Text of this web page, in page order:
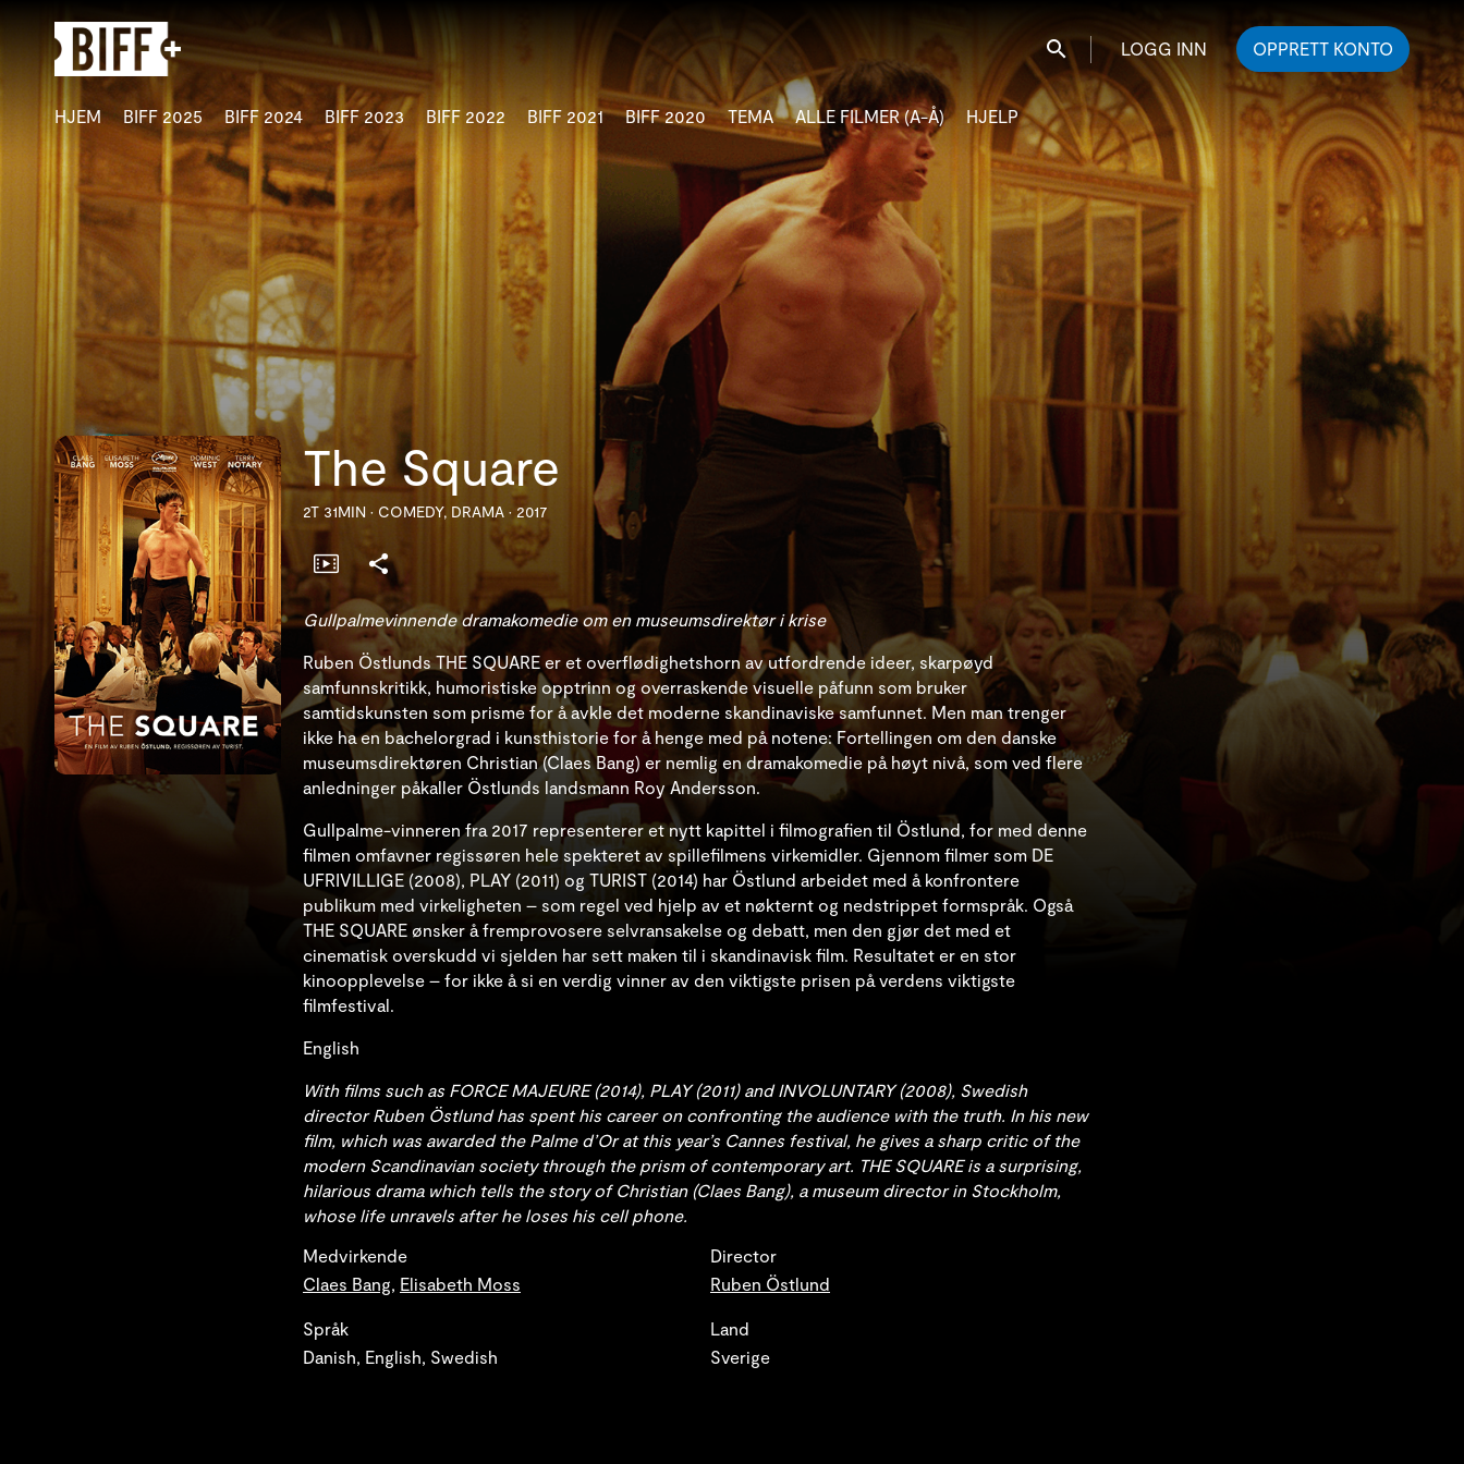
Tilgjengelighetslenker
Søk
LOGG INN OPPRETT KONTO
HJEM BIFF 2025 BIFF 2024 BIFF 2023 BIFF 2022 BIFF 2021 BIFF 2020 TEMA ALLE FILMER (A-Å) HJELP
The Square
2T 31MIN • COMEDY, DRAMA • 2017
Gullpalmevinnende dramakomedie om en museumsdirektør i krise
Ruben Östlunds THE SQUARE er et overflødighetshorn av utfordrende ideer, skarpøyd
samfunnskritikk, humoristiske opptrinn og overraskende visuelle påfunn som bruker
samtidskunsten som prisme for å avkle det moderne skandinaviske samfunnet. Men man trenger
ikke ha en bachelorgrad i kunsthistorie for å henge med på notene: Fortellingen om den danske
museumsdirektøren Christian (Claes Bang) er nemlig en dramakomedie på høyt nivå, som ved flere
anledninger påkaller Östlunds landsmann Roy Andersson.
Gullpalme-vinneren fra 2017 representerer et nytt kapittel i filmografien til Östlund, for med denne
filmen omfavner regissøren hele spekteret av spillefilmens virkemidler. Gjennom filmer som DE
UFRIVILLIGE (2008), PLAY (2011) og TURIST (2014) har Östlund arbeidet med å konfrontere
publikum med virkeligheten – som regel ved hjelp av et nøkternt og nedstrippet formspråk. Også
THE SQUARE ønsker å fremprovosere selvransakelse og debatt, men den gjør det med et
cinematisk overskudd vi sjelden har sett maken til i skandinavisk film. Resultatet er en stor
kinoopplevelse – for ikke å si en verdig vinner av den viktigste prisen på verdens viktigste
filmfestival.
English
With films such as FORCE MAJEURE (2014), PLAY (2011) and INVOLUNTARY (2008), Swedish
director Ruben Östlund has spent his career on confronting the audience with the truth. In his new
film, which was awarded the Palme d’Or at this year’s Cannes festival, he gives a sharp critic of the
modern Scandinavian society through the prism of contemporary art. THE SQUARE is a surprising,
hilarious drama which tells the story of Christian (Claes Bang), a museum director in Stockholm,
whose life unravels after he loses his cell phone.
Medvirkende
Claes Bang, Elisabeth Moss
Director
Ruben Östlund
Språk
Danish, English, Swedish
Land
Sverige